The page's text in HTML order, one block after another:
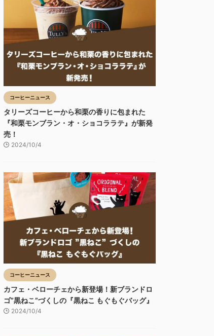
コーヒーニュース
タリーズコーヒーから和栗の香りに包まれた
『和栗モンブラン・オ・ショコララテ』が新発
売！
2024/10/4
コーヒーニュース
カフェ・ベローチェから新登場！新ブランドロ
ゴ”黒ねこ”づくしの『黒ねこ もぐもぐバッグ』
2024/10/4